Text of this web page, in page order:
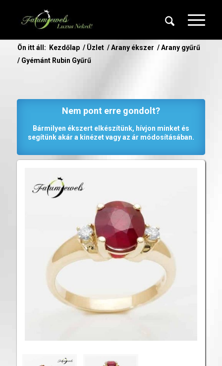
Ön itt áll: Kezdőlap / Üzlet / Arany ékszer / Arany gyűrű
/ Gyémánt Rubin Gyűrű
Nem pont erre gondolt?
Bármilyen ékszert elkészítünk, hívjon minket és
segítünk akár a kinézet vagy az ár módosításában.